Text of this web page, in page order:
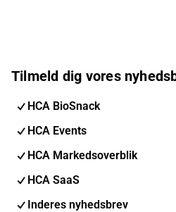
Tilmeld dig vores
HCA BioSnack
HCA Events
HCA Markedsoverblik
HCA SaaS
Inderes nyhedsbrev